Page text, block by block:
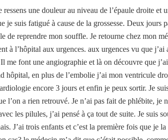
une douleur au niveau de l’épaule droite et
suis fatigué à cause de la grossesse. Deux jours
de reprendre mon souffle. Je retourne chez mon
à l’hôpital aux urgences. aux urgences vu que j’ai
me font une angiographie et là on découvre que
en plus de l’embolie j’ai mon ventricule
encore 3 jours et enfin je peux sortir. Je
l’on a rien retrouvé. Je n’ai pas fait de phlébite, je
les pilules, j’ai pensé à ça tout de suite. Je suis
J’ai trois enfants et c’est la première fois que je la